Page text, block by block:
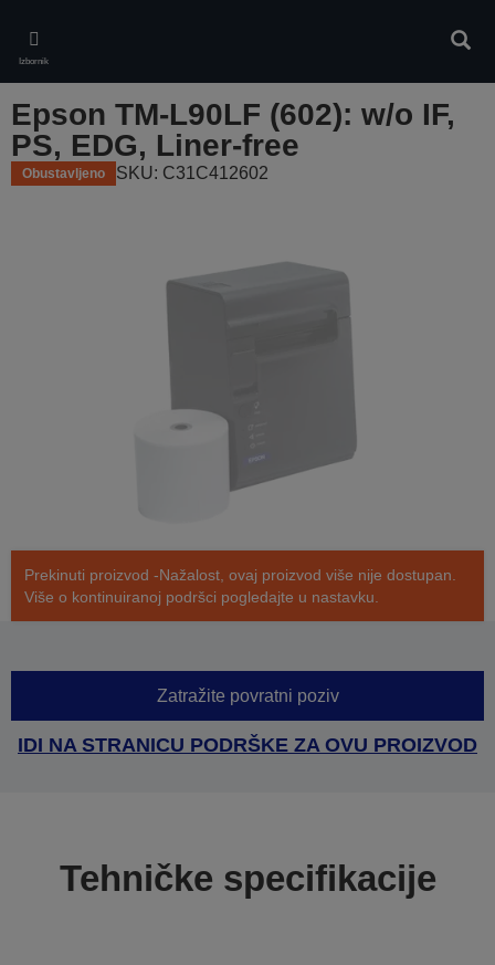
main
content
Izbornik
Epson TM-L90LF (602): w/o IF,
PS, EDG, Liner-free
Obustavljeno SKU: C31C412602
Prekinuti proizvod -Nažalost, ovaj proizvod više nije dostupan.
Više o kontinuiranoj podršci pogledajte u nastavku.
Zatražite povratni poziv
IDI NA STRANICU PODRŠKE ZA OVU PROIZVOD
Tehničke specifikacije